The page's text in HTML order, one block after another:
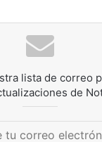
lista de correo
de